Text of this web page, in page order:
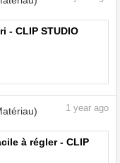
- CLIP STUDIO
1 year ago
à régler - CLIP